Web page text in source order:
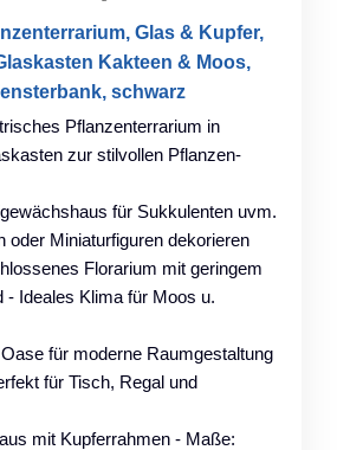
Glas & Kupfer,
Kakteen & Moos,
schwarz
Pflanzenterrarium in
zur stilvollen Pflanzen-
für Sukkulenten uvm.
oder Miniaturfiguren dekorieren
Florarium mit geringem
- Ideales Klima für Moos u.
für moderne Raumgestaltung
für Tisch, Regal und
mit Kupferrahmen - Maße: